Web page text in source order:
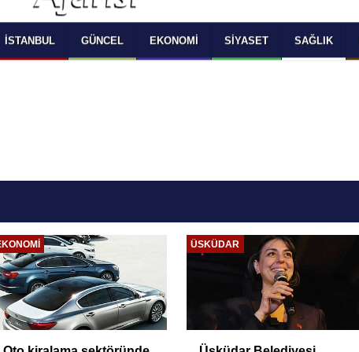
SELECT LANGUAGE YOU WOULD TO READ
OKUMAK İSTEDİĞİNİZ DİLİ SEÇİNİZ
Powered by
Translate
İSTANBUL GÜNCEL EKONOMI SIYASET SAĞLIK
ÜSKÜDAR